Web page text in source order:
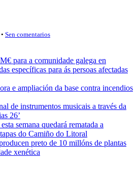
Sen comentarios
para a comunidade galega en
específicas para ás persoas afectadas
e ampliación da base contra incendios
de instrumentos musicais a través da
26’
semana quedará rematada a
do Camiño do Litoral
preto de 10 millóns de plantas
xenética